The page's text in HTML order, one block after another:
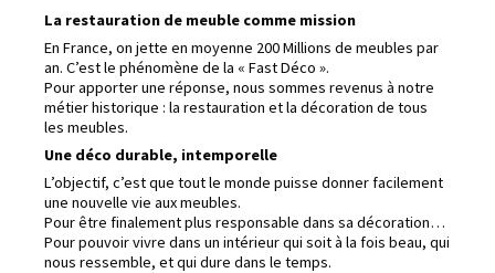
La restauration de meuble comme mission
En France, on jette en moyenne 200 Millions de meubles par
an. C’est le phénomène de la « Fast Déco ».
Pour apporter une réponse, nous sommes revenus à notre
métier historique : la restauration et la décoration de tous
les meubles.
Une déco durable, intemporelle
L’objectif, c’est que tout le monde puisse donner facilement
une nouvelle vie aux meubles.
Pour être finalement plus responsable dans sa décoration…
Pour pouvoir vivre dans un intérieur qui soit à la fois beau, qui
nous ressemble, et qui dure dans le temps.